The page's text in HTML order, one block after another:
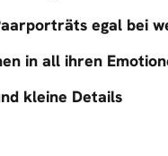
egal bei
in all ihren
kleine Details